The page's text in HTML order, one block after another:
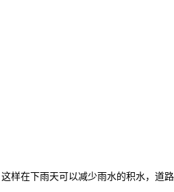
样在下雨天可以减少雨水的积水，道路